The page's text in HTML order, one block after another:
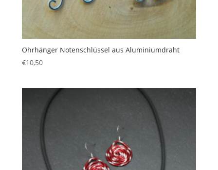
Ohrhänger Notenschlüssel aus Aluminiumdraht
€10,50